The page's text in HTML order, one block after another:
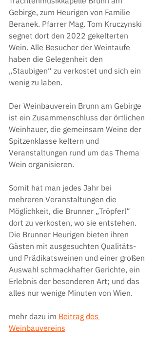
Gebirge, zum Heurigen von Familie
Beranek. Pfarrer Mag. Tom Kruczynski
segnet dort den 2022 gekelterten
Wein. Alle Besucher der Weintaufe
haben die Gelegenheit den
„Staubigen“ zu verkostet und sich ein
wenig zu laben.
Der Weinbauverein Brunn am Gebirge
ist ein Zusammenschluss der örtlichen
Weinhauer, die gemeinsam Weine der
Spitzenklasse keltern und
Veranstaltungen rund um das Thema
Wein organisieren.
Somit hat man jedes Jahr bei
mehreren Veranstaltungen die
Möglichkeit, die Brunner „Tröpferl“
dort zu verkosten, wo sie entstehen.
Die Brunner Heurigen bieten ihren
Gästen mit ausgesuchten Qualitäts-
und Prädikatsweinen und einer großen
Auswahl schmackhafter Gerichte, ein
Erlebnis der besonderen Art; und das
alles nur wenige Minuten von Wien.
mehr dazu im Beitrag des
Weinbauvereins